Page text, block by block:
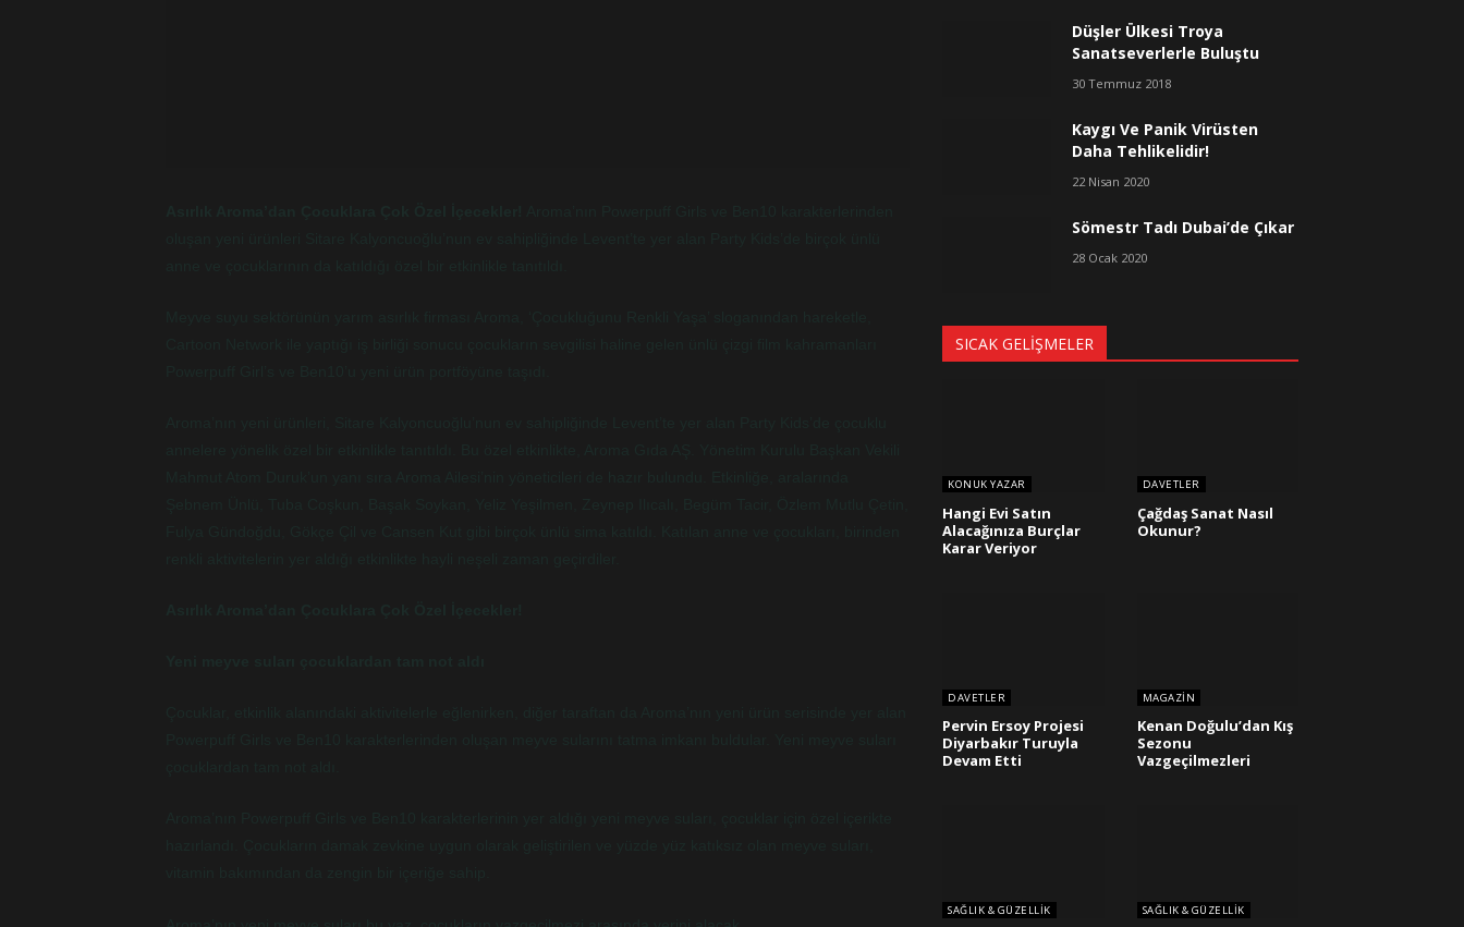
Düşler Ülkesi Troya
Sanatseverlerle Buluştu
30 Temmuz 2018
Kaygı Ve Panik Virüsten
Daha Tehlikelidir!
22 Nisan 2020
Sömestr Tadı Dubai’de Çıkar
28 Ocak 2020
SICAK GELIŞMELER
KONUK YAZAR
Hangi Evi Satın
Alacağınıza Burçlar
Karar Veriyor
DAVETLER
Çağdaş Sanat Nasıl
Okunur?
DAVETLER
Pervin Ersoy Projesi
Diyarbakır Turuyla
Devam Etti
MAGAZIN
Kenan Doğulu’dan Kış
Sezonu
Vazgeçilmezleri
SAĞLIK & GÜZELLIK SAĞLIK & GÜZELLIK